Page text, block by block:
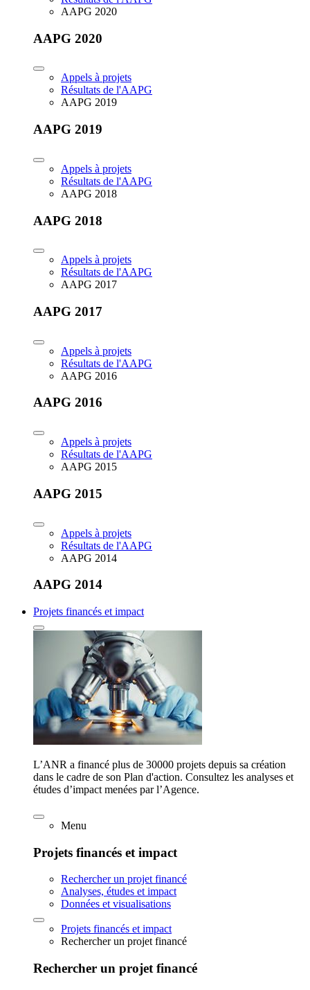
AAPG 2020
AAPG 2020
Appels à projets
Résultats de l'AAPG
AAPG 2019
AAPG 2019
Appels à projets
Résultats de l'AAPG
AAPG 2018
AAPG 2018
Appels à projets
Résultats de l'AAPG
AAPG 2017
AAPG 2017
Appels à projets
Résultats de l'AAPG
AAPG 2016
AAPG 2016
Appels à projets
Résultats de l'AAPG
AAPG 2015
AAPG 2015
Appels à projets
Résultats de l'AAPG
AAPG 2014
AAPG 2014
Projets financés et impact
L’ANR a financé plus de 30000 projets depuis sa création
dans le cadre de son Plan d'action. Consultez les analyses et
études d’impact menées par l’Agence.
Menu
Projets financés et impact
Rechercher un projet financé
Analyses, études et impact
Données et visualisations
Projets financés et impact
Rechercher un projet financé
Rechercher un projet financé